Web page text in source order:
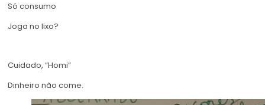
Só consumo
Joga no lixo?
Cuidado, “Homi”
Dinheiro não come.